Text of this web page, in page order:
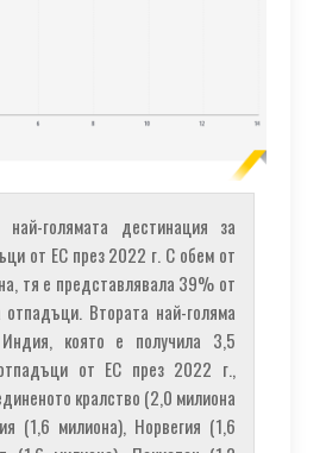
голямата дестинация за
от ЕС през 2022 г. С обем от
тя е представлявала 39% от
Втората най-голяма
която е получила 3,5
от ЕС през 2022 г.,
кралство (2,0 милиона
(1,6 милиона), Норвегия (1,6